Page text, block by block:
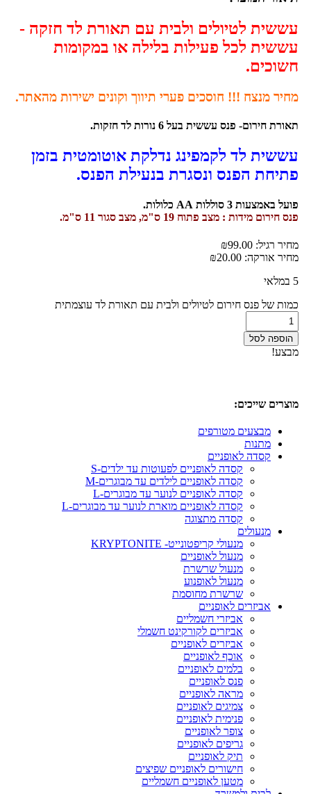
עששית לטיולים ולבית עם תאורת לד חזקה -
עששית לכל פעילות בלילה או במקומות
חשוכים.
מחיר מנצח !!! חוסכים פערי תיווך וקונים ישירות מהאתר.
תאורת חירום- פנס עששית בעל 6 נורות לד חזקות.
עששית לד לקמפינג נדלקת אוטומטית בזמן
פתיחת הפנס ונסגרת בנעילת הפנס.
פועל באמצעות 3 סוללות AA כלולות.
פנס חירום מידות : מצב פתוח 19 ס"מ, מצב סגור 11 ס"מ.
מחיר רגיל: ₪99.00
מחיר אורקה:
₪20.00
5 במלאי
כמות של פנס חירום לטיולים ולבית עם תאורת לד עוצמתית
הוספה לסל
מבצע!
מוצרים שייכים:
מבצעים מטורפים
מתנות
קסדה לאופניים
קסדה לאופניים לפעוטות עד ילדים-S
קסדה לאופניים לילדים עד מבוגרים-M
קסדה לאופניים לנוער עד מבוגרים-L
קסדה לאופניים מוארת לנוער עד מבוגרים-L
קסדה מתצוגה
מנעולים
מנעולי קריפטונייט- KRYPTONITE
מנעול לאופניים
מנעול שרשרת
מנעול לאופנוע
שרשרת מחוסמת
אביזרים לאופניים
אביזרי חשמליים
אביזרים לקורקינט חשמלי
אביזרים לאופניים
אוכף לאופניים
בלמים לאופניים
פנס לאופניים
מראה לאופניים
צמיגים לאופניים
פנימית לאופניים
צופר לאופניים
גריפים לאופניים
תיק לאופניים
חישורים לאופניים שפיצים
מטען לאופניים חשמליים